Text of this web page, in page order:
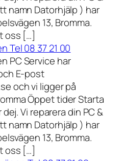
namn Datorhjälp ) har
13, Bromma.
oss […]
Tel 08 37 21 00
PC Service har
E-post
och vi ligger på
Öppet tider Starta
Vi reparera din PC &
namn Datorhjälp ) har
13, Bromma.
oss […]